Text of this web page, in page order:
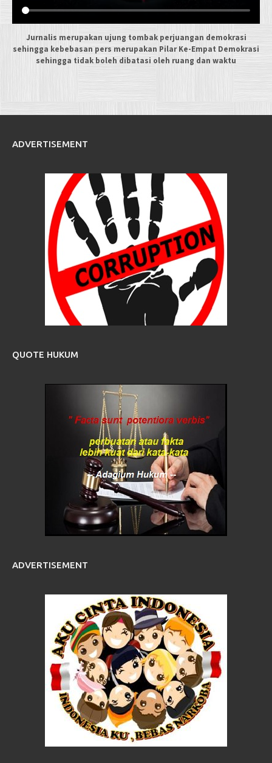
Jurnalis merupakan ujung tombak perjuangan demokrasi
sehingga kebebasan pers merupakan Pilar Ke-Empat Demokrasi
sehingga tidak boleh dibatasi oleh ruang dan waktu
ADVERTISEMENT
QUOTE HUKUM
ADVERTISEMENT